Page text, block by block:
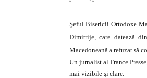
Şeful Bisericii Ortodoxe
Dimitrije, care datează
Macedoneană a refuzat să
Un jurnalist al France
mai vizibile şi clare.